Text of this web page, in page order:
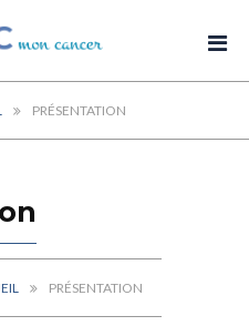
PRÉSENTATION
PRÉSENTATION